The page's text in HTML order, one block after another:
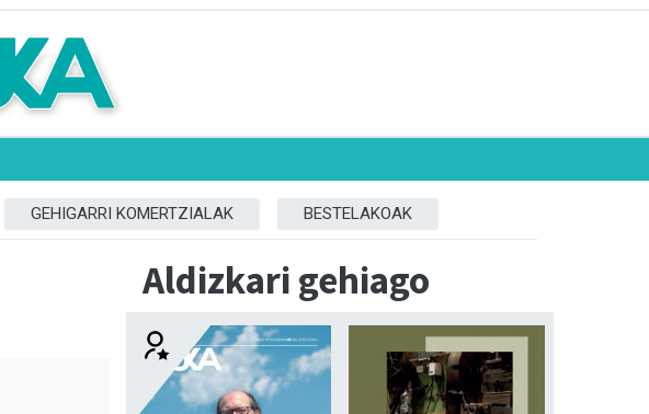
GEHIGARRI KOMERTZIALAK BESTELAKOAK
Aldizkari gehiago